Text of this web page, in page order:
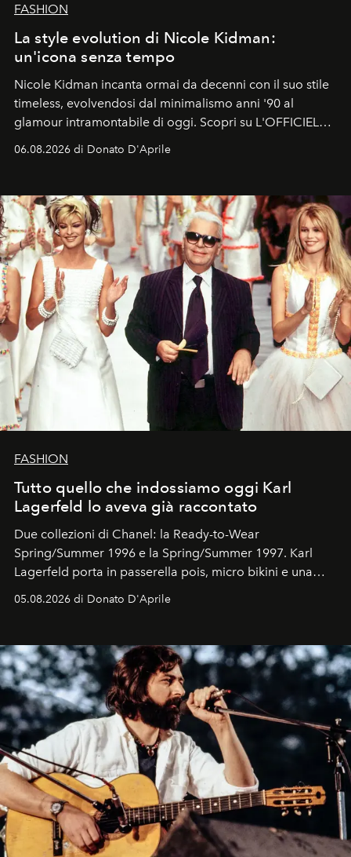
FASHION
La style evolution di Nicole Kidman:
un'icona senza tempo
Nicole Kidman incanta ormai da decenni con il suo stile
timeless, evolvendosi dal minimalismo anni '90 al
glamour intramontabile di oggi. Scopri su L'OFFICIEL
06.08.2026 di Donato D'Aprile
FASHION
Tutto quello che indossiamo oggi Karl
Lagerfeld lo aveva già raccontato
Due collezioni di Chanel: la Ready-to-Wear
Spring/Summer 1996 e la Spring/Summer 1997. Karl
Lagerfeld porta in passerella pois, micro bikini e una
Kate, Claudia e Carla una dietro l'altra. Trent'anni dopo,
uno dei documenti più contemporanei che abbiamo.
05.08.2026 di Donato D'Aprile